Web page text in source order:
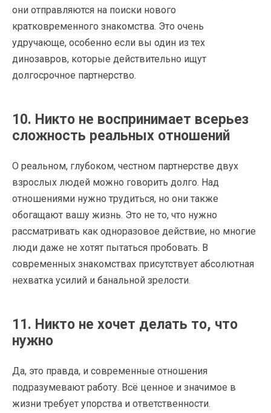
они отправляются на поиски нового
кратковременного знакомства. Это очень
удручающе, особенно если вы один из тех
динозавров, которые действительно ищут
долгосрочное партнерство.
10. Никто не воспринимает всерьез
сложность реальных отношений
О реальном, глубоком, честном партнерстве двух
взрослых людей можно говорить долго. Над
отношениями нужно трудиться, но они также
обогащают вашу жизнь. Это не то, что нужно
рассматривать как одноразовое действие, но многие
люди даже не хотят пытаться пробовать. В
современных знакомствах присутствует абсолютная
нехватка усилий и банальной зрелости.
11. Никто не хочет делать то, что
нужно
Да, это правда, и современные отношения
подразумевают работу. Всё ценное и значимое в
жизни требует упорства и ответственности.